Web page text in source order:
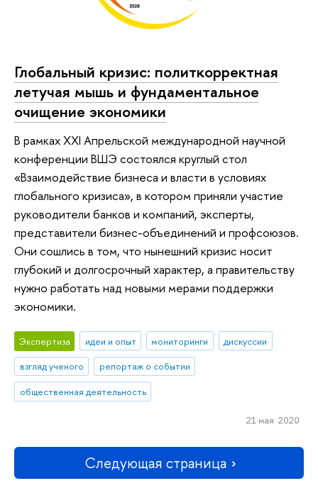
Глобальный кризис: политкорректная
летучая мышь и фундаментальное
очищение экономики
В рамках XXI Апрельской международной научной
конференции ВШЭ состоялся круглый стол
«Взаимодействие бизнеса и власти в условиях
глобального кризиса», в котором приняли участие
руководители банков и компаний, эксперты,
представители бизнес-объединений и профсоюзов.
Они сошлись в том, что нынешний кризис носит
глубокий и долгосрочный характер, а правительству
нужно работать над новыми мерами поддержки
экономики.
Экспертиза идеи и опыт мониторинги
дискуссии
взгляд ученого
репортаж о событии
общественная деятельность
21 мая 2020
Следующая страница